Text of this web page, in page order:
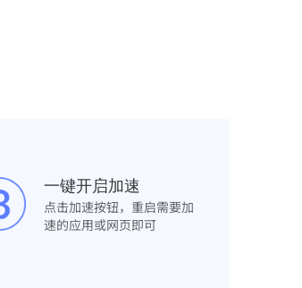
一键开启加速
点击加速按钮，重启需要加
速的应用或网页即可